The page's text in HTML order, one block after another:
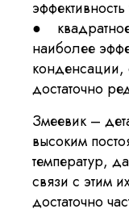
●
наиболее
конденсации,
достаточно
Змеевик –
высоким
температур,
связи с этим
достаточно